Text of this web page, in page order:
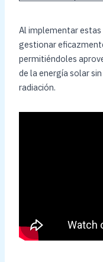
Al implementar
gestionar
permitiéndoles
de la energía solar
radiación.